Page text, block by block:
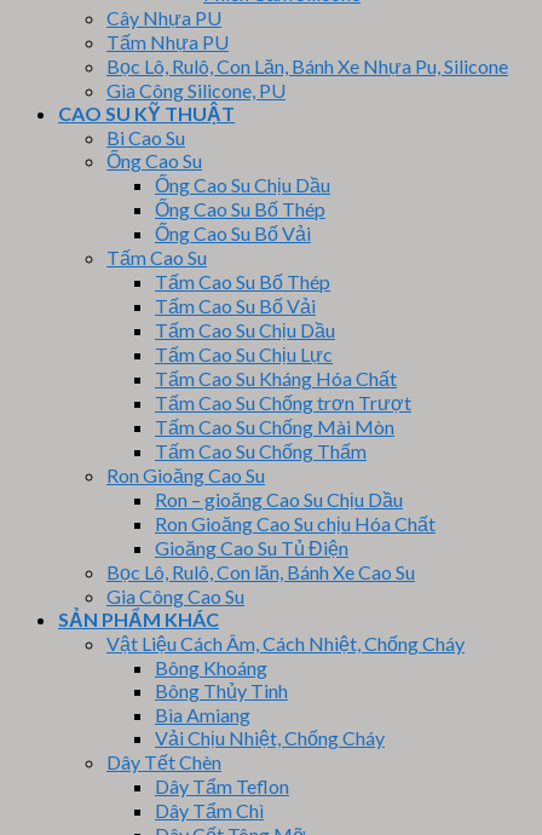
Cây Nhựa PU
Tấm Nhựa PU
Bọc Lô, Rulô, Con Lăn, Bánh Xe Nhựa Pu, Silicone
Gia Công Silicone, PU
CAO SU KỸ THUẬT
Bi Cao Su
Ống Cao Su
Ống Cao Su Chịu Dầu
Ống Cao Su Bố Thép
Ống Cao Su Bố Vải
Tấm Cao Su
Tấm Cao Su Bố Thép
Tấm Cao Su Bố Vải
Tấm Cao Su Chịu Dầu
Tấm Cao Su Chịu Lực
Tấm Cao Su Kháng Hóa Chất
Tấm Cao Su Chống trơn Trượt
Tấm Cao Su Chống Mài Mòn
Tấm Cao Su Chống Thấm
Ron Gioăng Cao Su
Ron – gioăng Cao Su Chịu Dầu
Ron Gioăng Cao Su chịu Hóa Chất
Gioăng Cao Su Tủ Điện
Bọc Lô, Rulô, Con lăn, Bánh Xe Cao Su
Gia Công Cao Su
SẢN PHẨM KHÁC
Vật Liệu Cách Âm, Cách Nhiệt, Chống Cháy
Bông Khoáng
Bông Thủy Tinh
Bìa Amiang
Vải Chịu Nhiệt, Chống Cháy
Dây Tết Chèn
Dây Tẩm Teflon
Dây Tẩm Chì